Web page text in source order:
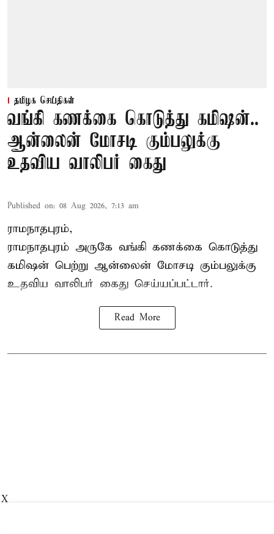
தமிழக செய்திகள்
வங்கி கணக்கை கொடுத்து கமிஷன்..
ஆன்லைன் மோசடி கும்பலுக்கு
உதவிய வாலிபர் கைது
Published on: 08 Aug 2026, 7:13 am
ராமநாதபுரம்,
ராமநாதபுரம் அருகே வங்கி கணக்கை கொடுத்து
கமிஷன் பெற்று ஆன்லைன் மோசடி கும்பலுக்கு
உதவிய வாலிபர் கைது செய்யப்பட்டார்.
Read More
X